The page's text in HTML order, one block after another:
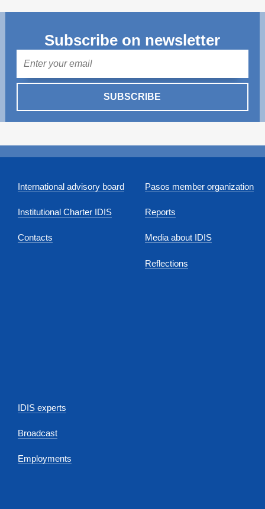
Subscribe on newsletter
SUBSCRIBE
International advisory board
Institutional Charter IDIS
Contacts
Pasos member organization
Reports
Media about IDIS
Reflections
IDIS experts
Broadcast
Employments